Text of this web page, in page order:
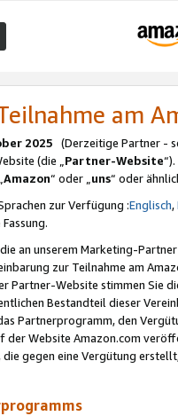
am
2025 (Derzeitige Partner -
(die „Partner-Website
Amazon“ oder „uns“ oder
zur Verfügung :Englisch,
an unserem Marketing-
zur Teilnahme am
Partner-Website stimmen Sie
Bestandteil dieser
Partnerprogramm, den
Website Amazon.com
die gegen eine Vergütung